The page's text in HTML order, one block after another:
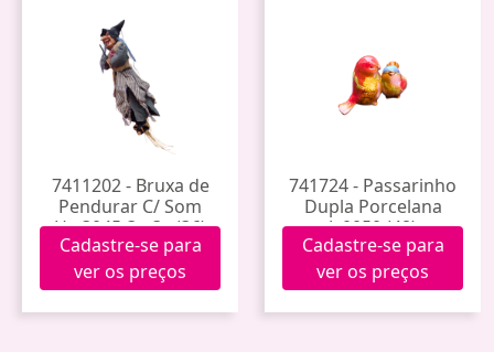
7411202 - Bruxa de
Pendurar C/ Som
Hw3045-3a-3c (36)
Cadastre-se para
ver os preços
741724 - Passarinho
Dupla Porcelana
Jy0050 (48)
Cadastre-se para
ver os preços